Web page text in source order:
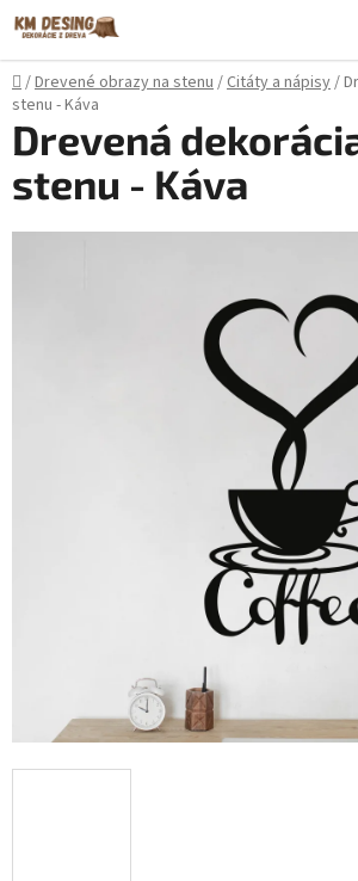
Prejsť
na
obsah
Domov
/Drevené obrazy na stenu/Citáty a nápisy/
stenu - Káva
Drevená
stenu - Káva